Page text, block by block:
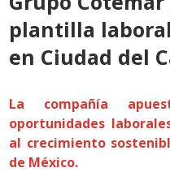
plantilla
en Ciudad del
La compañía
oportunidades
al crecimiento
de México.